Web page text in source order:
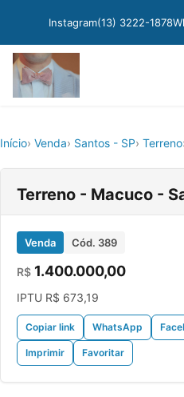
Instagram(13) 3222-1878
Início Venda Santos - SP Terreno
Terreno - Macuco -
Venda Cód. 389
R$ 1.400.000,00
IPTU R$ 673,19
Copiar link WhatsApp
Imprimir Favoritar